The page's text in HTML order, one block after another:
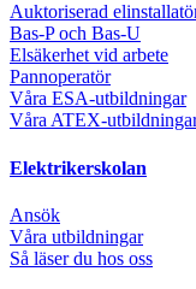
Auktoriserad
Bas-P och Bas-U
Elsäkerhet vid arbete
Pannoperatör
Våra ESA-utbildningar
Våra ATEX-
Elektrikerskolan
Ansök
Våra utbildningar
Så läser du hos oss